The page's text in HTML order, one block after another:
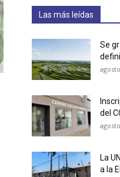
Las más leídas
Se
del
La
a la